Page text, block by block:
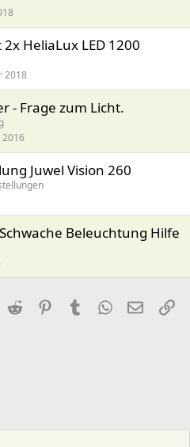
HeliaLux LED 1200
2018
- Frage zum Licht.
Juwel Vision 260
Beleuchtung Hilfe
Reddit PinterestTumblr WhatsApp
E-Mail